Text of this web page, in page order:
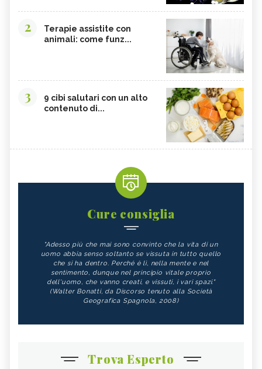
2
Terapie assistite con
animali: come funz...
3
9 cibi salutari con un alto
contenuto di...
Cure consiglia
"Adesso più che mai sono convinto che la vita di un
uomo abbia senso soltanto se vissuta in tutto quello
che si ha dentro. Perché è lì, nella mente e nel
sentimento, dunque nel principio vitale proprio
dell'uomo, che vanno creati, e vissuti, i vari spazi."
(Walter Bonatti, da Discorso tenuto alla Società
Geografica Spagnola, 2008)
Trova Esperto